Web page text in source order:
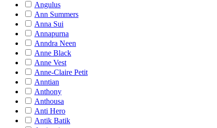
Angulus
Ann Summers
Anna Sui
Annapurna
Anndra Neen
Anne Black
Anne Vest
Anne-Claire Petit
Anntian
Anthony
Anthousa
Anti Hero
Antik Batik